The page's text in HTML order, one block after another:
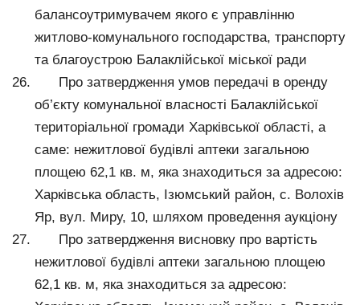
балансоутримувачем якого є управлінню
житлово-комунального господарства, транспорту
та благоустрою Балаклійської міської ради
Про затвердження умов передачі в оренду
об’єкту комунальної власності Балаклійської
територіальної громади Харківської області, а
саме: нежитлової будівлі аптеки загальною
площею 62,1 кв. м, яка знаходиться за адресою:
Харківська область, Ізюмський район, с. Волохів
Яр, вул. Миру, 10, шляхом проведення аукціону
Про затвердження висновку про вартість
нежитлової будівлі аптеки загальною площею
62,1 кв. м, яка знаходиться за адресою: